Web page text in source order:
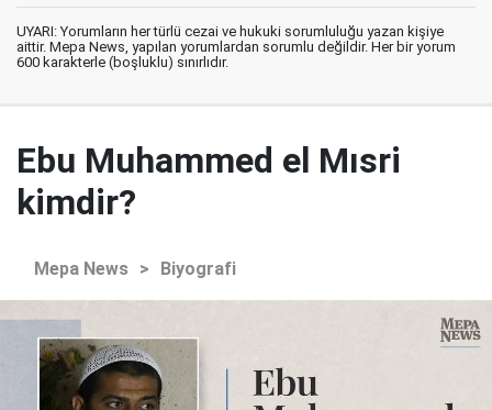
UYARI: Yorumların her türlü cezai ve hukuki sorumluluğu yazan kişiye
aittir. Mepa News, yapılan yorumlardan sorumlu değildir. Her bir yorum
600 karakterle (boşluklu) sınırlıdır.
Ebu Muhammed el Mısri
kimdir?
Mepa News > Biyografi